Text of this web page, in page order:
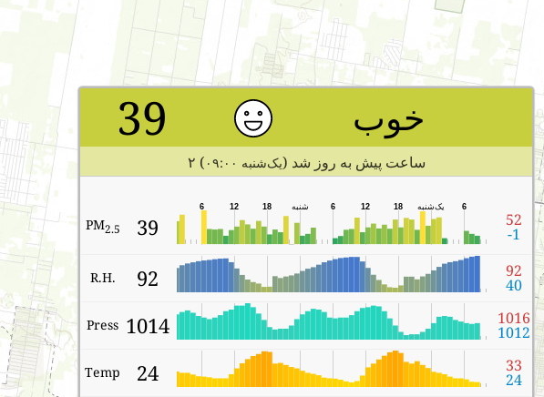
39 خوب
۲ ساعت پیش به روز شد (یک‌شنبه ۰۹:۰۰ )
PM2.5 39
6 یک‌شنبه 18
12
6 شنبه 18
12
6
52
-1
R.H. 92 92
40
Press 1014 1016
1012
Temp 24 33
24